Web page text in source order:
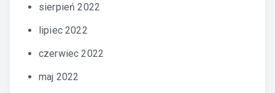
sierpień 2022
lipiec 2022
czerwiec 2022
maj 2022